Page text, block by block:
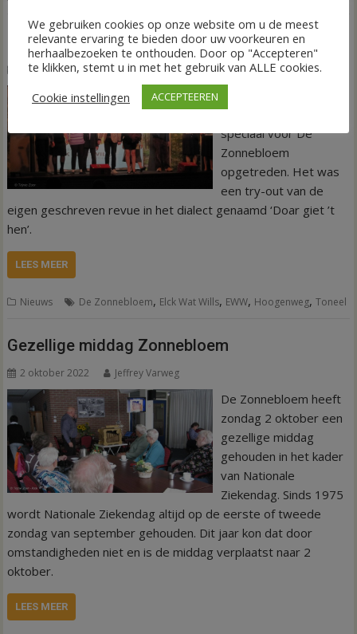
Zonnebloemgasten genieten van try-out
18 oktober 2022 Tineke Eilander-van den Hof
Wills heeft maandag
speciaal voor De
Zonnebloem
opgetreden. Het was
een try-out van de
eigen geschreven revue in het dialect genaamd ‘Doar giet ’t
hen’.
LEES MEER
Nieuws De Zonnebloem, Elck Wat Wills, EWW, Hoogenweg,Toneel
Gezellige middag Zonnebloem
2 oktober 2022 Jeffrey Varweg
De Zonnebloem heeft
zondag 2 oktober een
gezellige middag
gehouden in het kader
van Nationale
Ziekendag. Sinds 1975
wordt Nationale Ziekendag altijd op de eerste of tweede
zondag van september gehouden. Dit jaar kon dat door
omstandigheden niet en is de middag verplaatst naar 2
oktober.
LEES MEER
We gebruiken cookies op onze website om u de meest
relevante ervaring te bieden door uw voorkeuren en
herhaalbezoeken te onthouden. Door op "Accepteren"
te klikken, stemt u in met het gebruik van ALLE cookies.
Cookie instellingen
ACCEPTEEREN